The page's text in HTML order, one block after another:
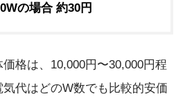
の場合 約30円
格は、10,000円〜30,000円程
代はどのW数でも比較的安価